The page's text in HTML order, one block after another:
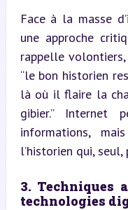
Face à la masse
une approche
rappelle
“le bon historien
là où il flaire la
gibier.” Internet
informations,
l’historien qui,
3. Techniques
technologies